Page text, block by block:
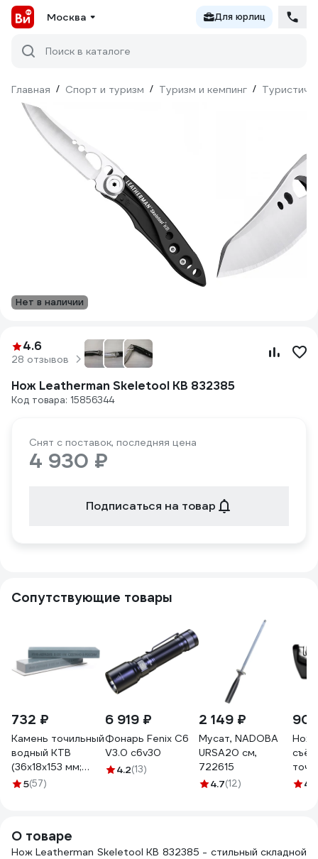
Москва Для юрлиц
Поиск в каталоге
Главная / Спорт и туризм / Туризм и кемпинг /
Нет в наличии
4.6
28 отзывов
Нож Leatherman Skeletool KB 832385
Код товара: 15856344
Снят с поставок, последняя цена
4 930 ₽
Подписаться на товар
Сопутствующие товары
732 ₽
Камень точильный
водный КТВ
(36х18х153 мм;
B600; VM) ИНФ-
5(57)
6 919 ₽
Фонарь Fenix C6
V3.0 c6v30
4.2(13)
2 149 ₽
Мусат, NADOBA
URSA20 см,
722615
4.7(12) 4.9
О товаре
Нож Leatherman Skeletool KB 832385 - стильный складной